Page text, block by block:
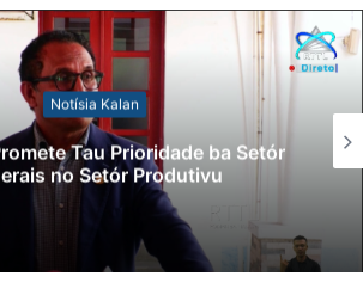
Notísia Kalan
Tau Prioridade ba Setór
no Setór Produtivu